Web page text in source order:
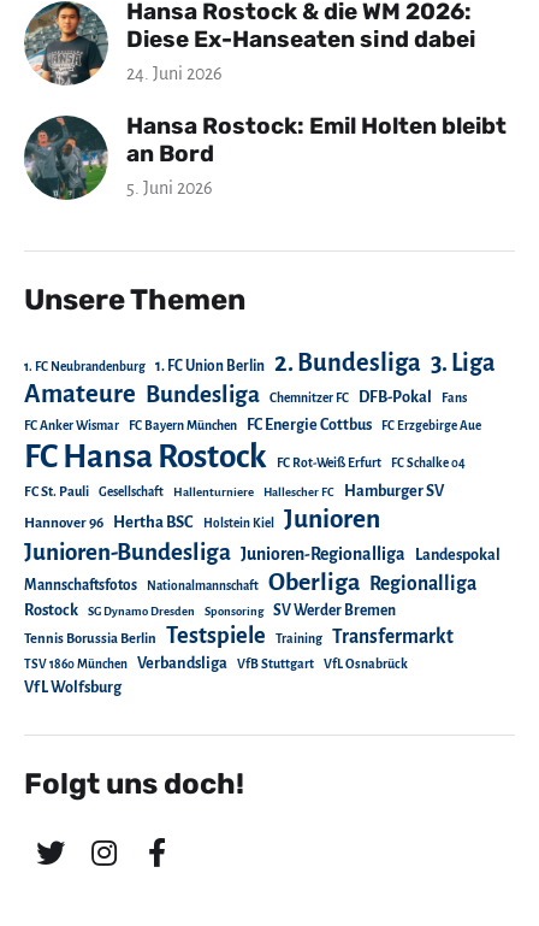
Hansa Rostock & die WM 2026:
Diese Ex-Hanseaten sind dabei
24. Juni 2026
Hansa Rostock: Emil Holten bleibt
an Bord
5. Juni 2026
Unsere Themen
1. FC Neubrandenburg 1. FC Union Berlin 2. Bundesliga 3. Liga
Amateure Bundesliga Chemnitzer FC DFB-Pokal Fans
FC Anker Wismar FC Bayern München FC Energie Cottbus FC Erzgebirge Aue
FC Hansa Rostock FC Rot-Weiß Erfurt FC Schalke 04
FC St. Pauli Gesellschaft Hallenturniere Hallescher FC Hamburger SV
Hannover 96 Hertha BSC Holstein Kiel Junioren
Junioren-Bundesliga Junioren-Regionalliga
Landespokal
Mannschaftsfotos
Nationalmannschaft Oberliga Regionalliga
Rostock SG Dynamo Dresden Sponsoring SV Werder Bremen
Tennis Borussia Berlin Testspiele Training Transfermarkt
TSV 1860 München Verbandsliga VfB Stuttgart VfL Osnabrück
VfL Wolfsburg
Folgt uns doch!